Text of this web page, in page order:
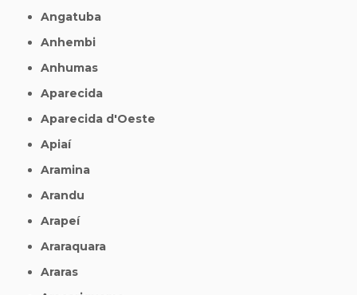
Angatuba
Anhembi
Anhumas
Aparecida
Aparecida d'Oeste
Apiaí
Aramina
Arandu
Arapeí
Araraquara
Araras